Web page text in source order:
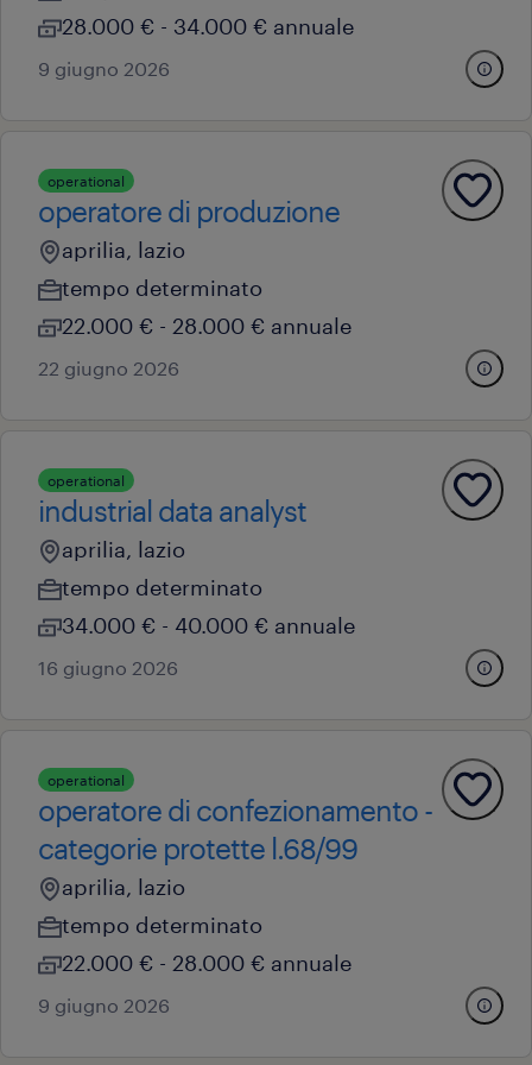
28.000 € - 34.000 € annuale
9 giugno 2026
operational
operatore di produzione
aprilia, lazio
tempo determinato
22.000 € - 28.000 € annuale
22 giugno 2026
operational
industrial data analyst
aprilia, lazio
tempo determinato
34.000 € - 40.000 € annuale
16 giugno 2026
operational
operatore di confezionamento -
categorie protette l.68/99
aprilia, lazio
tempo determinato
22.000 € - 28.000 € annuale
9 giugno 2026